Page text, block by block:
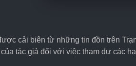
cải biên từ những tin đồn trên
tác giả đối với việc tham dự các